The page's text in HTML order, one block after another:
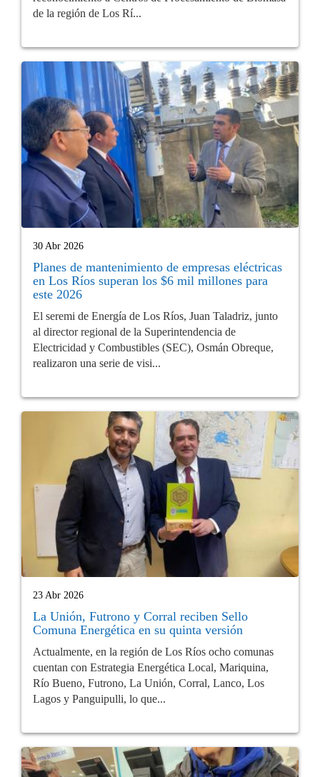
de la región de Los Rí...
30 Abr 2026
Planes de mantenimiento de empresas eléctricas
en Los Ríos superan los $6 mil millones para
este 2026
El seremi de Energía de Los Ríos, Juan Taladriz, junto
al director regional de la Superintendencia de
Electricidad y Combustibles (SEC), Osmán Obreque,
realizaron una serie de visi...
23 Abr 2026
La Unión, Futrono y Corral reciben Sello
Comuna Energética en su quinta versión
Actualmente, en la región de Los Ríos ocho comunas
cuentan con Estrategia Energética Local, Mariquina,
Río Bueno, Futrono, La Unión, Corral, Lanco, Los
Lagos y Panguipulli, lo que...